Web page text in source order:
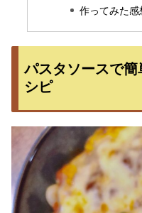
作ってみた感
パスタソースで
シピ